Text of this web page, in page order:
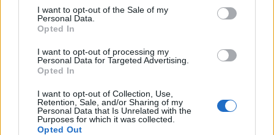
consent section.
I want to opt-out of the Sale of my
Personal Data.
Opted In
I want to opt-out of processing my
Personal Data for Targeted Advertising.
Opted In
I want to opt-out of Collection, Use,
Retention, Sale, and/or Sharing of my
Personal Data that Is Unrelated with the
Purposes for which it was collected.
Opted Out
Τσέλσι
Μίλαν